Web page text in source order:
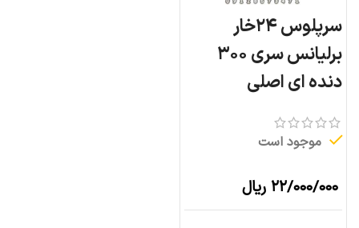
سرپلوس ۲۴خار
برلیانس سری ۳۰۰
دنده ای اصلی
موجود است
۲۲/۰۰۰/۰۰۰ ریال